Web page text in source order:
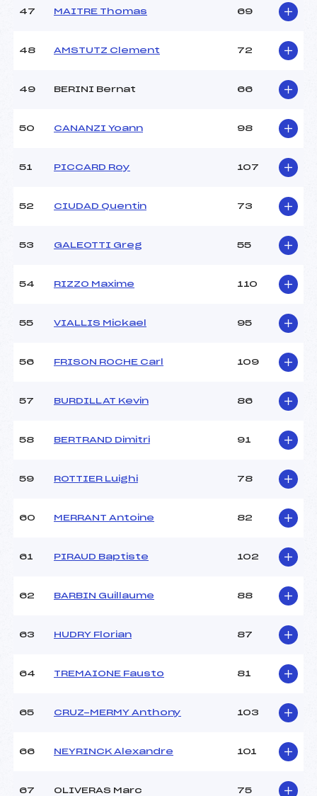
47 MAITRE Thomas 69
48 AMSTUTZ Clement 72
49 BERINI Bernat 66
50 CANANZI Yoann 98
51 PICCARD Roy 107
52 CIUDAD Quentin 73
53 GALEOTTI Greg 55
54 RIZZO Maxime 110
55 VIALLIS Mickael 95
56 FRISON ROCHE Carl 109
57 BURDILLAT Kevin 86
58 BERTRAND Dimitri 91
59 ROTTIER Luighi 78
60 MERRANT Antoine 82
61 PIRAUD Baptiste 102
62 BARBIN Guillaume 88
63 HUDRY Florian 87
64 TREMAIONE Fausto 81
65 CRUZ-MERMY Anthony 103
66 NEYRINCK Alexandre 101
67 OLIVERAS Marc 75